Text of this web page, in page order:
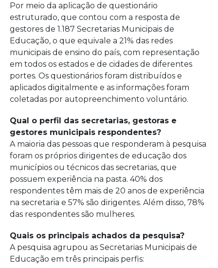
Por meio da aplicação de questionário
estruturado, que contou com a resposta de
gestores de 1.187 Secretarias Municipais de
Educação, o que equivale a 21% das redes
municipais de ensino do país, com representação
em todos os estados e de cidades de diferentes
portes. Os questionários foram distribuídos e
aplicados digitalmente e as informações foram
coletadas por autopreenchimento voluntário.
Qual o perfil das secretarias, gestoras e
gestores municipais respondentes?
A maioria das pessoas que responderam à pesquisa
foram os próprios dirigentes de educação dos
municípios ou técnicos das secretarias, que
possuem experiência na pasta. 40% dos
respondentes têm mais de 20 anos de experiência
na secretaria e 57% são dirigentes. Além disso, 78%
das respondentes são mulheres.
Quais os principais achados da pesquisa?
A pesquisa agrupou as Secretarias Municipais de
Educação em três principais perfis: